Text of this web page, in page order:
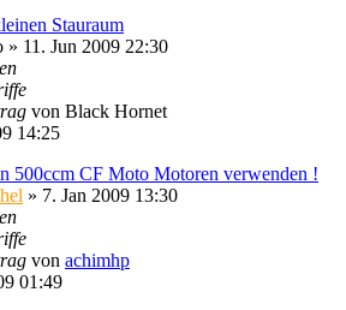
Stauraum
» 11. Jun 2009 22:30
von Black Hornet
14:25
500ccm CF Moto Motoren verwenden !
» 7. Jan 2009 13:30
von achimhp
01:49